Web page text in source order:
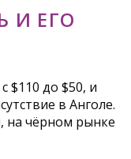
И ЕГО
$110 до $50, и
в Анголе.
на чёрном рынке